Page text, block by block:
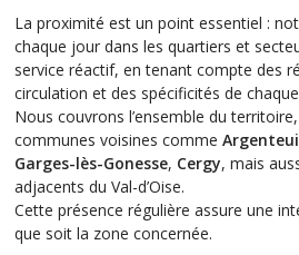
La proximité est un point essentiel :
chaque jour dans les quartiers et
service réactif, en tenant compte des
circulation et des spécificités de
Nous couvrons l’ensemble du
communes voisines comme
Garges-lès-Gonesse, Cergy, mais
adjacents du Val-d’Oise.
Cette présence régulière assure une
que soit la zone concernée.